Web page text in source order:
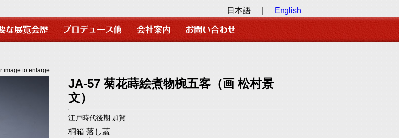
日本語 ｜ English
image to enlarge.
JA-57 菊花蒔絵煮物椀五客（画 松村景
文）
江戸時代後期 加賀
桐箱 落し蓋